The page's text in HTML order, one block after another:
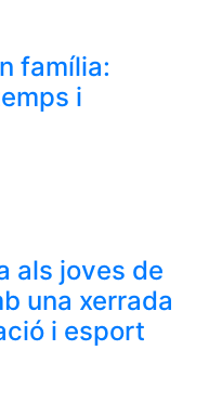
família:
i
als joves de
una xerrada
i esport